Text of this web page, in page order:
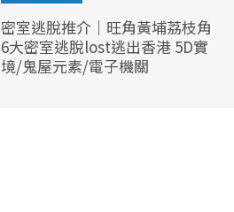
密室逃脫推介｜旺角黃埔荔枝角
6大密室逃脫lost逃出香港 5D實
境/鬼屋元素/電子機關